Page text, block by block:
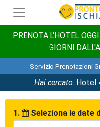
PRENOTA L'HOTEL
GIORNI
Servizio Prenotazioni
Hai cercato: Hotel
1. Seleziona le date